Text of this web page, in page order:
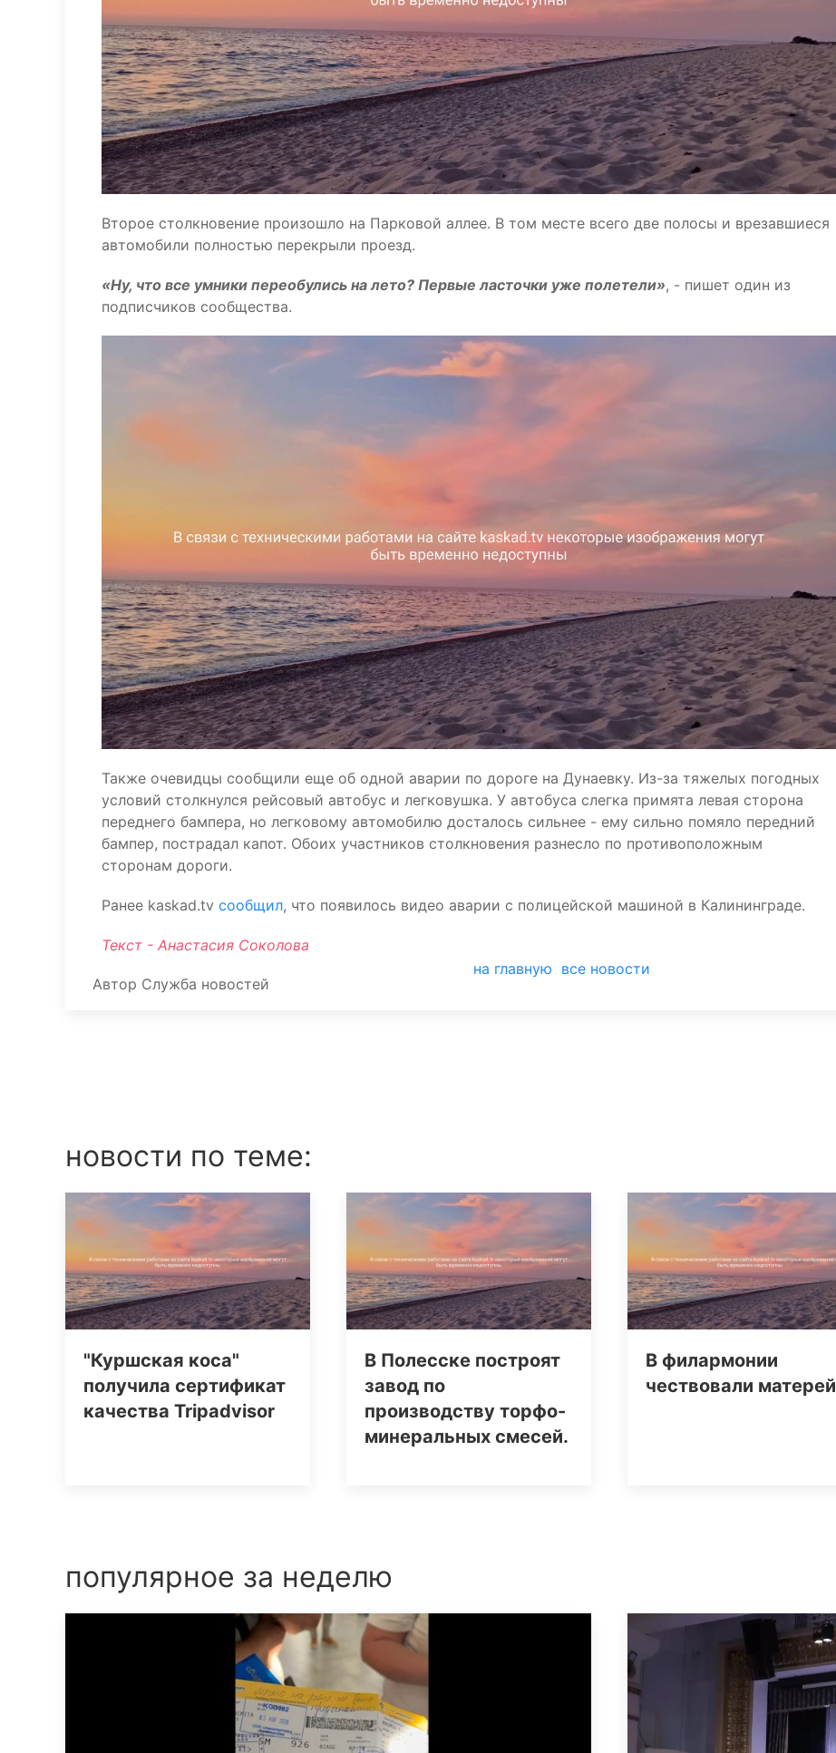
Второе столкновение произошло на Парковой аллее. В том месте всего две полосы и врезавшиеся
автомобили полностью перекрыли проезд.
«Ну, что все умники переобулись на лето? Первые ласточки уже полетели», - пишет один из
подписчиков сообщества.
Также очевидцы сообщили еще об одной аварии по дороге на Дунаевку. Из-за тяжелых погодных
условий столкнулся рейсовый автобус и легковушка. У автобуса слегка примята левая сторона
переднего бампера, но легковому автомобилю досталось сильнее - ему сильно помяло передний
бампер, пострадал капот. Обоих участников столкновения разнесло по противоположным
сторонам дороги.
Ранее kaskad.tv сообщил, что появилось видео аварии с полицейской машиной в Калининграде.
Текст - Анастасия Соколова
Автор Служба новостей
на главную все новости
новости по теме:
"Куршская коса"
получила сертификат
качества Tripаdvisor
В Полесске построят
завод по
производству торфо-
минеральных смесей.
В филармонии
чествовали матерей
популярное за неделю